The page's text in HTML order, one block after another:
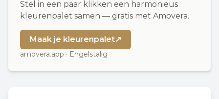
Stel in een paar klikken een harmonieus
kleurenpalet samen — gratis met Amovera.
Maak je kleurenpalet↗
amovera.app · Engelstalig